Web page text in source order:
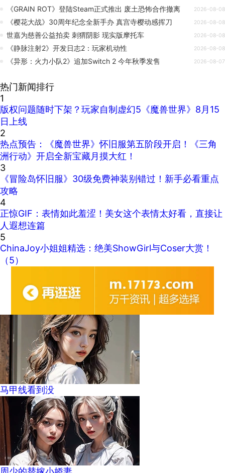
《GRAIN ROT》登陆Steam正式推出 废土恐怖合作撤离 2026-08-08
《樱花大战》30周年纪念全新手办 真宫寺樱动感挥刀 2026-08-08
世嘉为慈善公益拍卖 刺猬阴影 现实版摩托车 2026-08-08
《静脉注射2》开发日志2：玩家机动性 2026-08-08
《异形：火力小队2》追加Switch 2 今年秋季发售 2026-08-07
热门新闻排行
1
版权问题随时下架？玩家自制虚幻5《魔兽世界》8月15
日上线
2
热点预告：《魔兽世界》怀旧服第五阶段开启！《三角
洲行动》开启全新宝藏月摸大红！
3
《冒险岛怀旧服》30级免费神装别错过！新手必看重点
攻略
4
正惊GIF：表情如此羞涩！美女这个表情太好看，直接让
人遐想连篇
5
ChinaJoy小姐姐精选：绝美ShowGirl与Coser大赏！
（5）
马甲线看到没